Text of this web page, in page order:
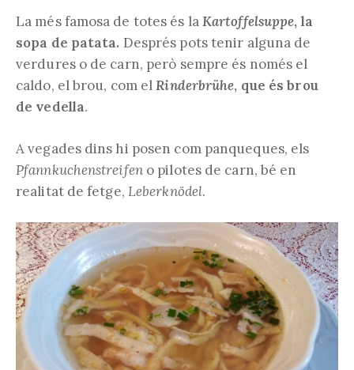
La més famosa de totes és laKartoffelsuppe, la
sopa de patata. Després pots tenir alguna de
verdures o de carn, però sempre és només el
caldo, el brou, com elRinderbrühe, que és brou
de vedella.
A vegades dins hi posen com panqueques, els
Pfannkuchenstreifeno pilotes de carn, bé en
realitat de fetge, Leberknödel.